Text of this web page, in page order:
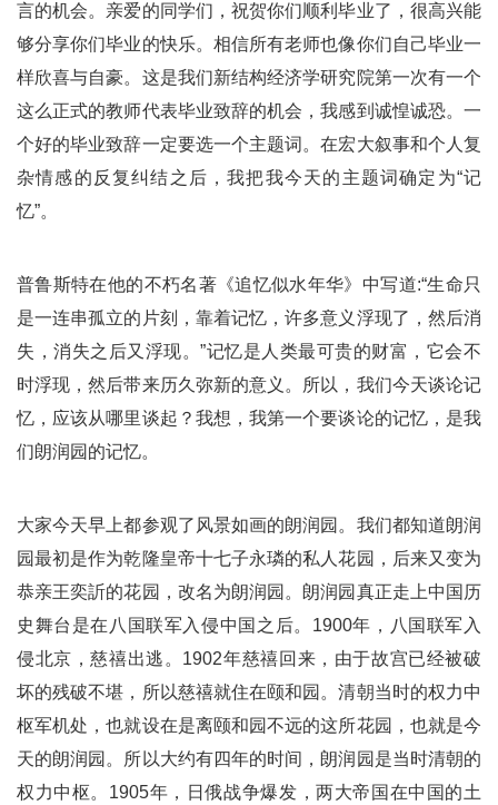
言的机会。亲爱的同学们，祝贺你们顺利毕业了，很高兴能
够分享你们毕业的快乐。相信所有老师也像你们自己毕业一
样欣喜与自豪。这是我们新结构经济学研究院第一次有一个
这么正式的教师代表毕业致辞的机会，我感到诚惶诚恐。一
个好的毕业致辞一定要选一个主题词。在宏大叙事和个人复
杂情感的反复纠结之后，我把我今天的主题词确定为“记
忆”。
普鲁斯特在他的不朽名著《追忆似水年华》中写道:“生命只
是一连串孤立的片刻，靠着记忆，许多意义浮现了，然后消
失，消失之后又浮现。”记忆是人类最可贵的财富，它会不
时浮现，然后带来历久弥新的意义。所以，我们今天谈论记
忆，应该从哪里谈起？我想，我第一个要谈论的记忆，是我
们朗润园的记忆。
大家今天早上都参观了风景如画的朗润园。我们都知道朗润
园最初是作为乾隆皇帝十七子永璘的私人花园，后来又变为
恭亲王奕訢的花园，改名为朗润园。朗润园真正走上中国历
史舞台是在八国联军入侵中国之后。1900年，八国联军入
侵北京，慈禧出逃。1902年慈禧回来，由于故宫已经被破
坏的残破不堪，所以慈禧就住在颐和园。清朝当时的权力中
枢军机处，也就设在是离颐和园不远的这所花园，也就是今
天的朗润园。所以大约有四年的时间，朗润园是当时清朝的
权力中枢。1905年，日俄战争爆发，两大帝国在中国的土